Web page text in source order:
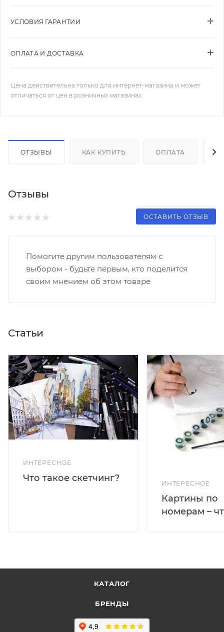
УСЛОВИЯ ГАРАНТИИ
ОПЛАТА И ДОСТАВКА
Цена действительна только для интернет-магазина и может
отличаться от цен в розничных магазинах
ОТЗЫВЫ КАК КУПИТЬ ОПЛАТА
Отзывы
ОСТАВИТЬ ОТЗЫВ
Помогите другим пользователям с
выбором - будьте первым, кто поделится
своим мнением об этом товаре
Статьи
ИНТЕРЕСНОЕ
Что такое скетчинг?
ИНТЕРЕСНОЕ
Картины по
номерам –
КАТАЛОГ
БРЕНДЫ